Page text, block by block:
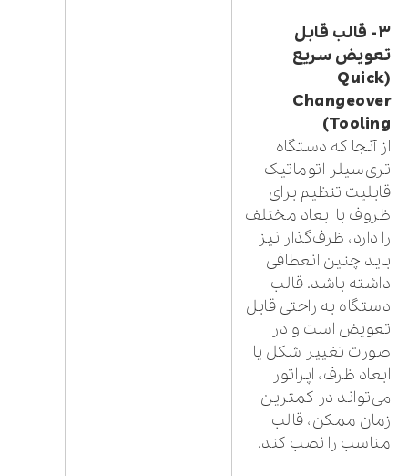
۳- قالب قابل
تعویض سریع
(Quick
Changeover
Tooling)
از آنجا که دستگاه
تری‌سیلر اتوماتیک
قابلیت تنظیم برای
ظروف با ابعاد مختلف
را دارد، ظرف‌گذار نیز
باید چنین انعطافی
داشته باشد. قالب
دستگاه به راحتی قابل
تعویض است و در
صورت تغییر شکل یا
ابعاد ظرف، اپراتور
می‌تواند در کمترین
زمان ممکن، قالب
مناسب را نصب کند.